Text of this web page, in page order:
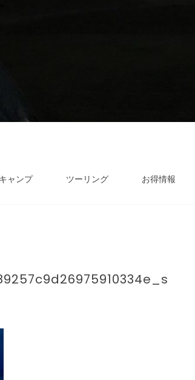
キャンプ ツーリング お得情報